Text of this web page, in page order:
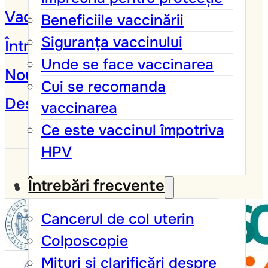
Beneficiile vaccinării
Siguranța vaccinului
Unde se face vaccinarea
Cui se recomanda
vaccinarea
Ce este vaccinul împotriva
HPV
Întrebări frecvente
Cancerul de col uterin
Colposcopie
Mituri și clarificări despre
Vaccinarea împotriva HPV
Întrebări frecvente
Noutăți și campanii
Despre